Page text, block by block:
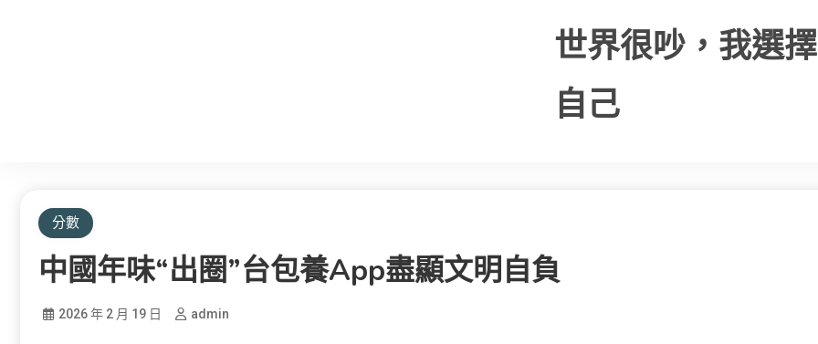
世界很吵，我選
自己
分數
中國年味“出圈”台包養app盡顯文明自負
2026 年 2 月 19 日 admin